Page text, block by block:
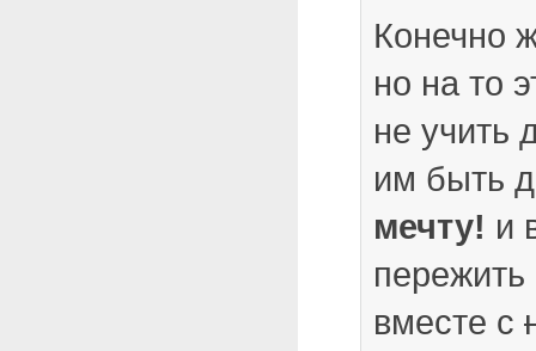
Конечно
но на то
не учить
им быть
мечту! и
вместе с